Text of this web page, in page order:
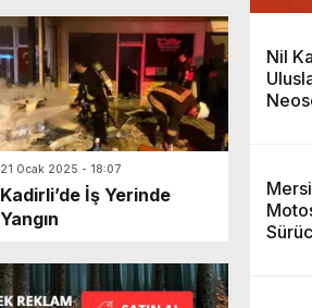
21 Ocak 2025 - 18:07
Kadirli’de İş Yerinde
Yangın
Nil